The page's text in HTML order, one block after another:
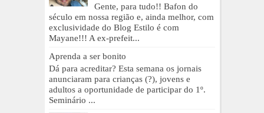
Gente, para tudo!! Bafon do
século em nossa região e, ainda melhor, com
exclusividade do Blog Estilo é com
Mayane!!! A ex-prefeit...
Aprenda a ser bonito
Dá para acreditar? Esta semana os jornais
anunciaram para crianças (?), jovens e
adultos a oportunidade de participar do 1º.
Seminário ...